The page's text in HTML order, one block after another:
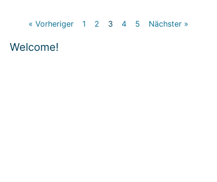
Welcome!
« Vorheriger 1 2 3 4 5 Nächster »